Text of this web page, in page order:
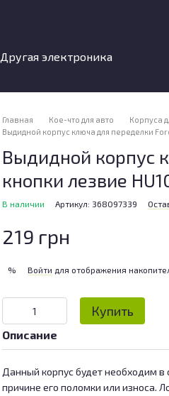
Другая электроника
Главная Кое-что для авто Корпуса
Выдидной корпус ключа для переделки
Выдидной корпус
кнопки лезвие
В наличии Артикул: 368097339
219 грн
% Войти для отображения
Купить
Описание
Данный корпус будет необходим в
причине его поломки или износа.